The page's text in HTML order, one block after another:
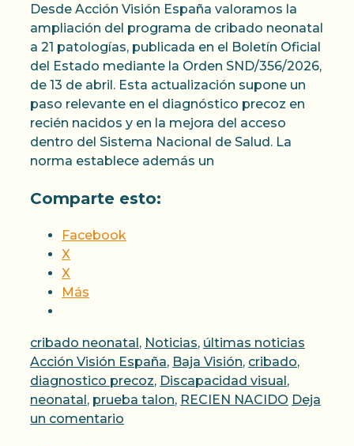
Desde Acción Visión España valoramos la
ampliación del programa de cribado neonatal
a 21 patologías, publicada en el Boletín Oficial
del Estado mediante la Orden SND/356/2026,
de 13 de abril. Esta actualización supone un
paso relevante en el diagnóstico precoz en
recién nacidos y en la mejora del acceso
dentro del Sistema Nacional de Salud. La
norma establece además un
Comparte esto:
Facebook
X
X
Más
Categorías
cribado neonatal, Noticias, últimas noticias
Acción Visión España, Baja Visión, cribado,
diagnostico precoz, Discapacidad visual,
neonatal, prueba talon, RECIEN NACIDO Deja
un comentario